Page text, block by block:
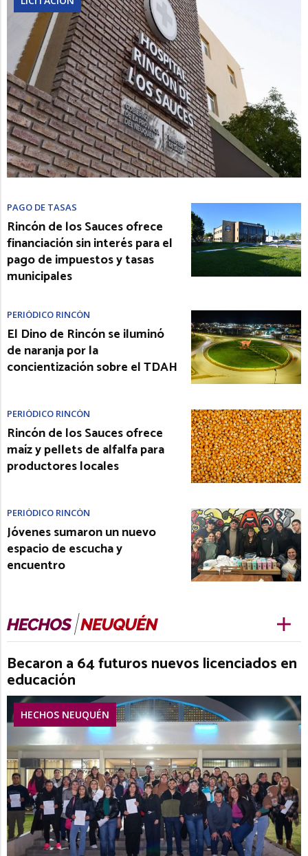
PAGO DE TASAS
Rincón de los Sauces ofrece
financiación sin interés para el
pago de impuestos y tasas
municipales
PERIÓDICO RINCÓN
El Dino de Rincón se iluminó
de naranja por la
concientización sobre el TDAH
PERIÓDICO RINCÓN
Rincón de los Sauces ofrece
maíz y pellets de alfalfa para
productores locales
PERIÓDICO RINCÓN
Jóvenes sumaron un nuevo
espacio de escucha y
encuentro
Becaron a 64 futuros nuevos licenciados en
educación
HECHOS NEUQUÉN